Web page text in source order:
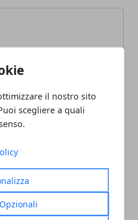
il nostro sito
scegliere a quali